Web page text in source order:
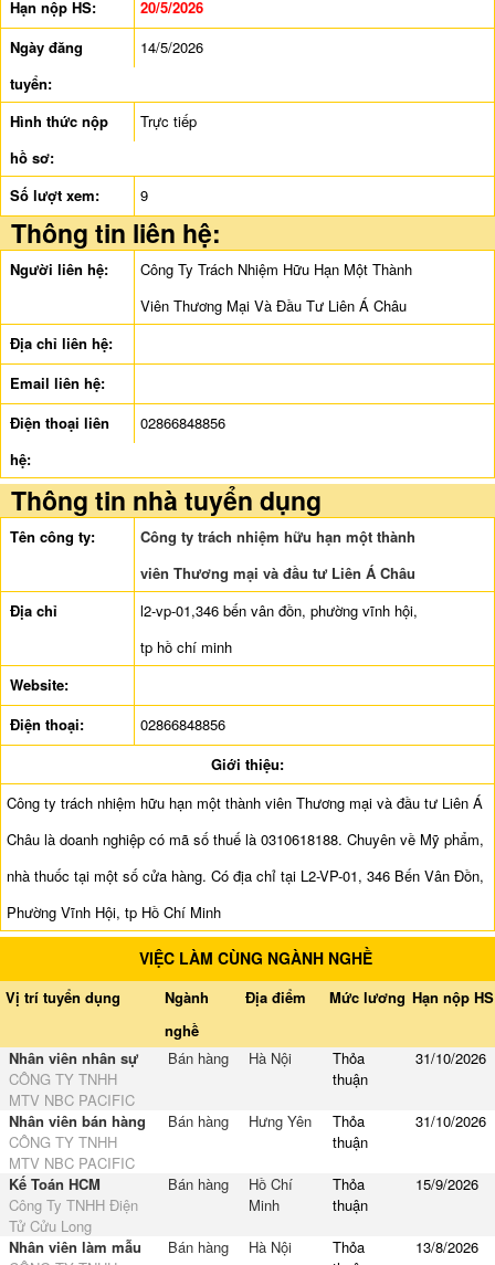
Hạn nộp HS:
20/5/2026
Ngày đăng
tuyển:
14/5/2026
Hình thức nộp
hồ sơ:
Trực tiếp
Số lượt xem: 9
Thông tin liên hệ:
Người liên hệ:
Công Ty Trách Nhiệm Hữu Hạn Một Thành
Viên Thương Mại Và Đầu Tư Liên Á Châu
Địa chỉ liên hệ:
Email liên hệ:
Điện thoại liên
hệ:
02866848856
Thông tin nhà tuyển dụng
Tên công ty:
Công ty trách nhiệm hữu hạn một thành
viên Thương mại và đầu tư Liên Á Châu
Địa chỉ
l2-vp-01,346 bến vân đồn, phường vĩnh hội,
tp hồ chí minh
Website:
Điện thoại:
02866848856
Giới thiệu:
Công ty trách nhiệm hữu hạn một thành viên Thương mại và đầu tư Liên Á
Châu là doanh nghiệp có mã số thuế là 0310618188. Chuyên về Mỹ phẩm,
nhà thuốc tại một số cửa hàng. Có địa chỉ tại L2-VP-01, 346 Bến Vân Đồn,
Phường Vĩnh Hội, tp Hồ Chí Minh
VIỆC LÀM CÙNG NGÀNH NGHỀ
Vị trí tuyển dụng
Ngành
nghề
Địa điểm Mức lương Hạn nộp HS
Nhân viên nhân sự
CÔNG TY TNHH
MTV NBC PACIFIC
Bán hàng Hà Nội
Thỏa
thuận
31/10/2026
Nhân viên bán hàng
CÔNG TY TNHH
MTV NBC PACIFIC
Bán hàng Hưng Yên
Thỏa
thuận
31/10/2026
Kế Toán HCM
Công Ty TNHH Điện
Tử Cửu Long
Bán hàng
Hồ Chí
Minh
Thỏa
thuận
15/9/2026
Nhân viên làm mẫu
Bán hàng Hà Nội
Thỏa
13/8/2026